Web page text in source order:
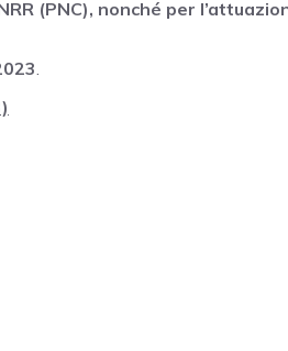
(PNC), nonché per
.